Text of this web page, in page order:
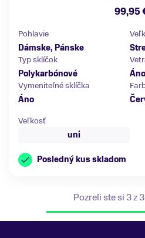
99,95
Pohlavie
Dámske, Pánske
Typ sklíčok
Polykarbónové
Áno
Vymeniteľné sklíčka
Áno
Veľkosť
uni
Posledný kus skladom
Pozreli ste si 3 z